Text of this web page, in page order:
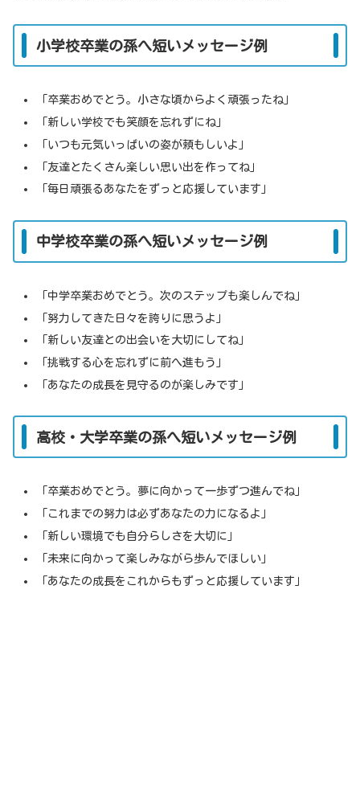
小学校卒業の孫へ短いメッセージ例
「卒業おめでとう。小さな頃からよく頑張ったね」
「新しい学校でも笑顔を忘れずにね」
「いつも元気いっぱいの姿が頼もしいよ」
「友達とたくさん楽しい思い出を作ってね」
「毎日頑張るあなたをずっと応援しています」
中学校卒業の孫へ短いメッセージ例
「中学卒業おめでとう。次のステップも楽しんでね」
「努力してきた日々を誇りに思うよ」
「新しい友達との出会いを大切にしてね」
「挑戦する心を忘れずに前へ進もう」
「あなたの成長を見守るのが楽しみです」
高校・大学卒業の孫へ短いメッセージ例
「卒業おめでとう。夢に向かって一歩ずつ進んでね」
「これまでの努力は必ずあなたの力になるよ」
「新しい環境でも自分らしさを大切に」
「未来に向かって楽しみながら歩んでほしい」
「あなたの成長をこれからもずっと応援しています」